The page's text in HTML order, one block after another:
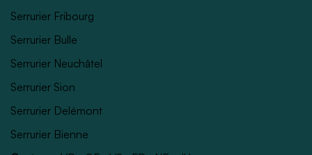
Serrurier Fribourg
Serrurier Bulle
Serrurier Neuchâtel
Serrurier Sion
Serrurier Delémont
Serrurier Bienne